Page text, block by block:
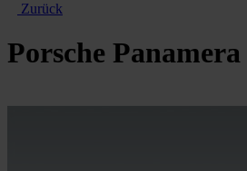
Zurück
Porsche Panamera